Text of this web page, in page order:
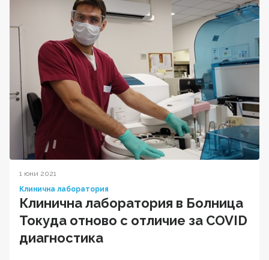
1 юни 2021
Клинична лаборатория
Клинична лаборатория в Болница
Токуда отново с отличие за COVID
диагностика